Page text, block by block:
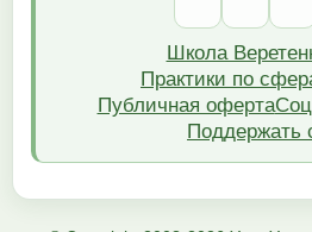
Школа
Практики по
Публичная оферта
Поддержать